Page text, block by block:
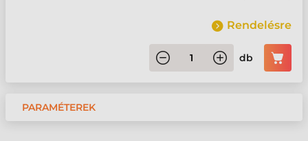
Rendelésre
db
PARAMÉTEREK